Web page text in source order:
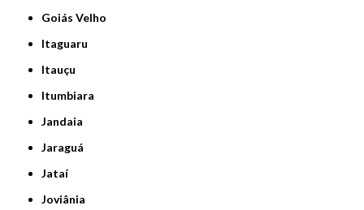
Goiás Velho
Itaguaru
Itauçu
Itumbiara
Jandaia
Jaraguá
Jataí
Joviânia